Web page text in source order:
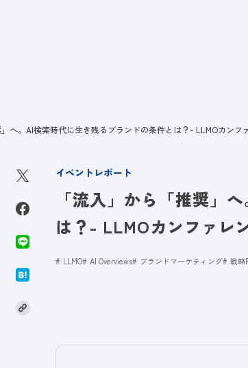
」へ。AI検索時代に生き残るブランドの条件とは？- LLMOカンフ
イベントレポート
「流入」から「推奨」
は？- LLMOカンファレ
LLMO AI Overviews ブランドマーケティング 戦略